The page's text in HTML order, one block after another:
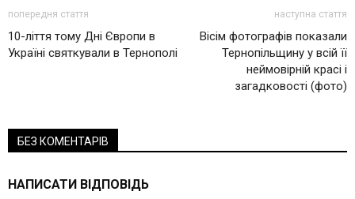
попередня стаття
10-ліття тому Дні Європи в
Україні святкували в Тернополі
наступна стаття
Вісім фотографів показали
Тернопільщину у всій її
неймовірній красі і
загадковості (фото)
БЕЗ КОМЕНТАРІВ
НАПИСАТИ ВІДПОВІДЬ